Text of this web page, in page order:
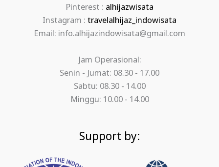
Pinterest : alhijazwisata
Instagram : travelalhijaz_indowisata
Email: info.alhijazindowisata@gmail.com
Jam Operasional:
Senin - Jumat: 08.30 - 17.00
Sabtu: 08.30 - 14.00
Minggu: 10.00 - 14.00
Support by: